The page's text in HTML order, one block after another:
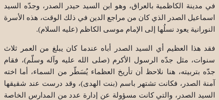
في مدينة الكاظمية بالعراق، وهو ابن السيد حيدر الصدر، وجدّه السيد
اسماعيل الصدر الذي كان من مراجع الدين في ذلك الوقت، هذه الأسرة
النورانية يعود نسلُها إلى الإمام موسى الكاظم (عليه السلام).
فقد هذا العظيم أي السيد الصدر أباه عندما كان يبلغ من العمر ثلاث
سنوات، مثل جدّه الرسول الأكرم (صلى الله عليه وآله وسلّم)، فقام
جدّه بتربيته، هنا نلاحظ أن تأريخ العظماء يُسَطّر من السماء، أما اخته
آمنة الصدر، فكانت تشتهر باسم (بنت الهدى)، وقد درست عند شقيقها
السيد الصدر، والتي كانت مسؤولة عن إدارة عدد من المدارس الخاصة